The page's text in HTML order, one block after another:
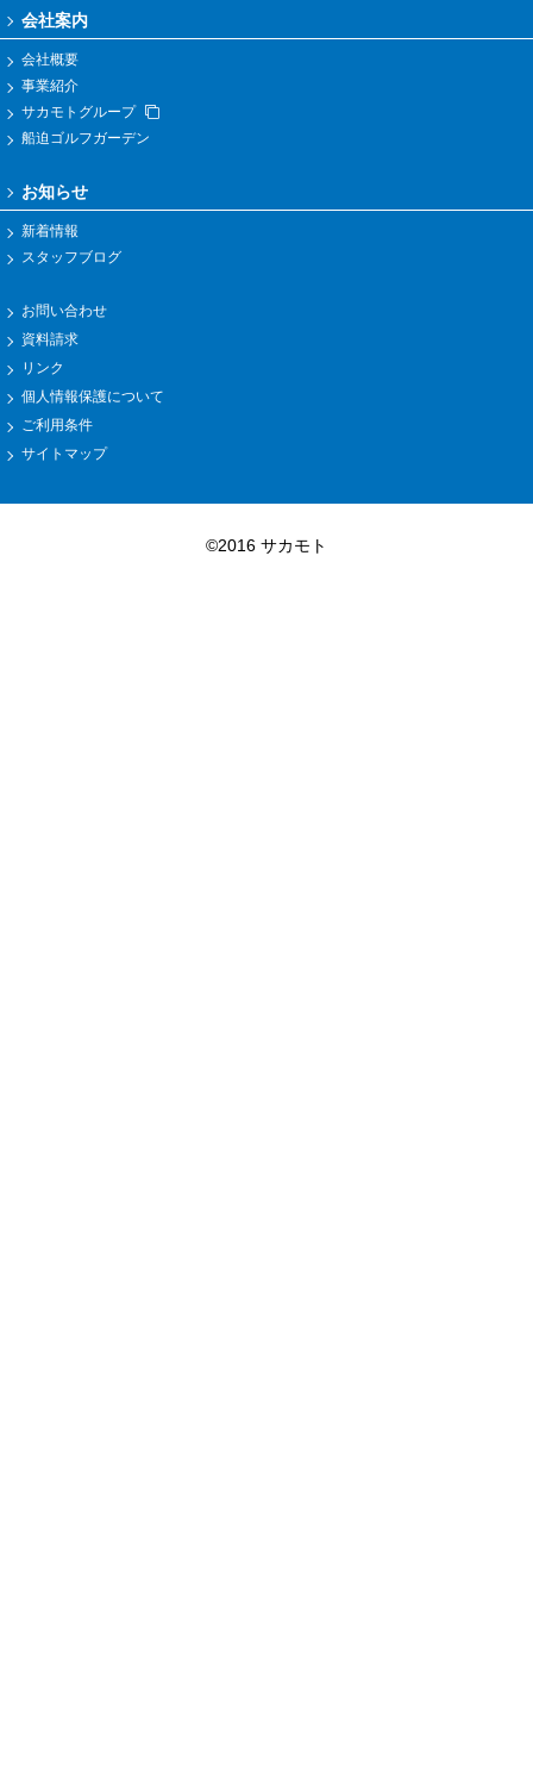
会社案内
会社概要
事業紹介
サカモトグループ
船迫ゴルフガーデン
お知らせ
新着情報
スタッフブログ
お問い合わせ
資料請求
リンク
個人情報保護について
ご利用条件
サイトマップ
©2016 サカモト